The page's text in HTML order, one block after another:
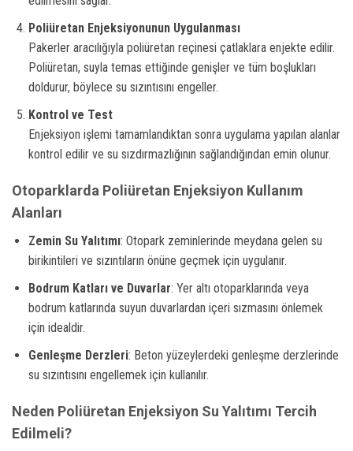
Poliüretan Enjeksiyonunun Uygulanması
Pakerler aracılığıyla poliüretan reçinesi çatlaklara enjekte edilir.
Poliüretan, suyla temas ettiğinde genişler ve tüm boşlukları
doldurur, böylece su sızıntısını engeller.
Kontrol ve Test
Enjeksiyon işlemi tamamlandıktan sonra uygulama yapılan alanlar
kontrol edilir ve su sızdırmazlığının sağlandığından emin olunur.
Otoparklarda Poliüretan Enjeksiyon Kullanım
Alanları
Zemin Su Yalıtımı: Otopark zeminlerinde meydana gelen su
birikintileri ve sızıntıların önüne geçmek için uygulanır.
Bodrum Katları ve Duvarlar: Yer altı otoparklarında veya
bodrum katlarında suyun duvarlardan içeri sızmasını önlemek
için idealdir.
Genleşme Derzleri: Beton yüzeylerdeki genleşme derzlerinde
su sızıntısını engellemek için kullanılır.
Neden Poliüretan Enjeksiyon Su Yalıtımı Tercih
Edilmeli?